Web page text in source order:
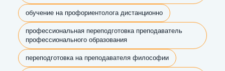
обучение на профориентолога дистанционно
профессиональная переподготовка преподаватель
профессионального образования
переподготовка на преподавателя философии